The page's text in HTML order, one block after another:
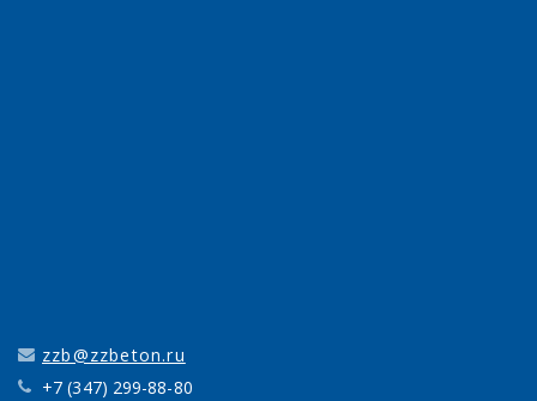
zzb@zzbeton.ru
+7 (347) 299-88-80